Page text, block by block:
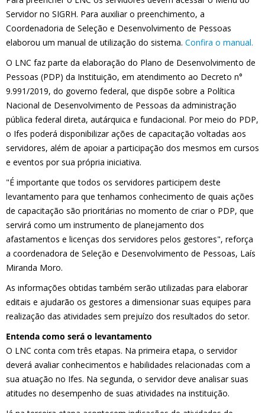
Servidor no SIGRH. Para auxiliar o preenchimento, a
Coordenadoria de Seleção e Desenvolvimento de Pessoas
elaborou um manual de utilização do sistema. Confira o manual.
O LNC faz parte da elaboração do Plano de Desenvolvimento de
Pessoas (PDP) da Instituição, em atendimento ao Decreto n°
9.991/2019, do governo federal, que dispõe sobre a Política
Nacional de Desenvolvimento de Pessoas da administração
pública federal direta, autárquica e fundacional. Por meio do PDP,
o Ifes poderá disponibilizar ações de capacitação voltadas aos
servidores, além de apoiar a participação dos mesmos em cursos
e eventos por sua própria iniciativa.
"É importante que todos os servidores participem deste
levantamento para que tenhamos conhecimento de quais ações
de capacitação são prioritárias no momento de criar o PDP, que
servirá como um instrumento de planejamento dos
afastamentos e licenças dos servidores pelos gestores", reforça
a coordenadora de Seleção e Desenvolvimento de Pessoas, Laís
Miranda Moro.
As informações obtidas também serão utilizadas para elaborar
editais e ajudarão os gestores a dimensionar suas equipes para
realização das atividades sem prejuízo dos resultados do setor.
Entenda como será o levantamento
O LNC conta com três etapas. Na primeira etapa, o servidor
deverá avaliar conhecimentos e habilidades relacionadas com a
sua atuação no Ifes. Na segunda, o servidor deve analisar suas
atitudes no desempenho de suas atividades na instituição.